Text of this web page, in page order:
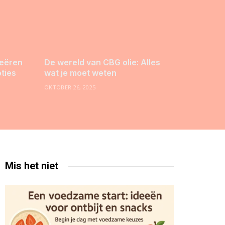
De wereld van CBG olie: Alles
wat je moet weten
OKTOBER 26, 2025
Mis het niet